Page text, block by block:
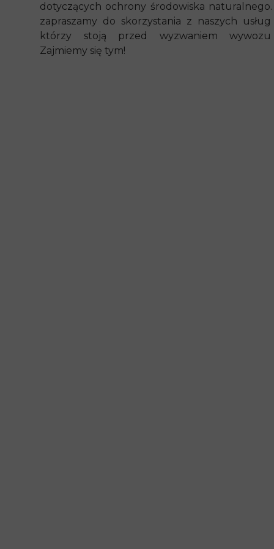
dotyczących ochrony środowiska
zapraszamy do skorzystania z naszych usług
którzy stoją przed wyzwaniem wywozu
Zajmiemy się tym!